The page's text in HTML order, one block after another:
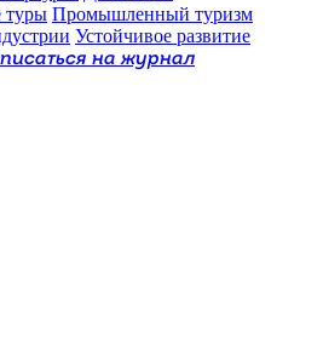
туры Промышленный туризм
Устойчивое развитие
на журнал